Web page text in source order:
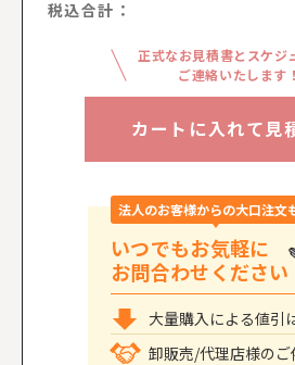
税込合計：
正式なお見積書とスケジ
ご連絡いたします！
カートに入れて見
法人のお客様からの大口注文
いつでもお気軽に
お問合わせください
大量購入による値引
卸販売/代理店様のご